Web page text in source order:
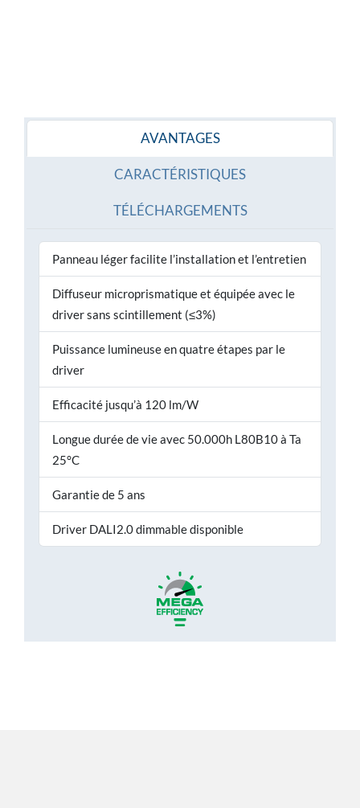
AVANTAGES
CARACTÉRISTIQUES
TÉLÉCHARGEMENTS
Panneau léger facilite l’installation et l’entretien
Diffuseur microprismatique et équipée avec le
driver sans scintillement (≤3%)
Puissance lumineuse en quatre étapes par le
driver
Efficacité jusqu’à 120 lm/W
Longue durée de vie avec 50.000h L80B10 à Ta
25°C
Garantie de 5 ans
Driver DALI2.0 dimmable disponible